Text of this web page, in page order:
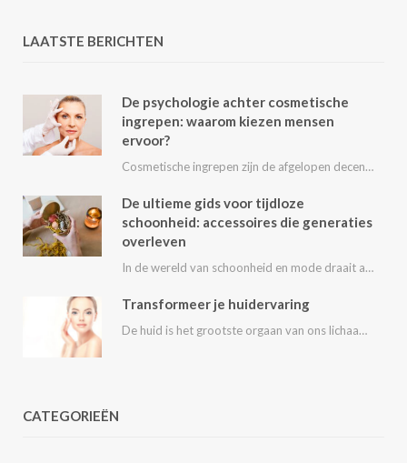
LAATSTE BERICHTEN
De psychologie achter cosmetische
ingrepen: waarom kiezen mensen
ervoor?
Cosmetische ingrepen zijn de afgelopen decennia steeds populairder geworden. Van kleine behandelingen zoals fillers en…
De ultieme gids voor tijdloze
schoonheid: accessoires die generaties
overleven
In de wereld van schoonheid en mode draait alles om het uitstralen van je persoonlijke…
Transformeer je huidervaring
De huid is het grootste orgaan van ons lichaam en speelt een essentiële rol in…
CATEGORIEËN